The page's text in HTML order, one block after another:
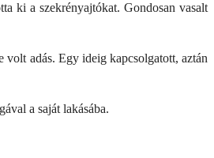
ki a szekrényajtókat. Gondosan vasalt
volt adás. Egy ideig kapcsolgatott, aztán
a saját lakásába.